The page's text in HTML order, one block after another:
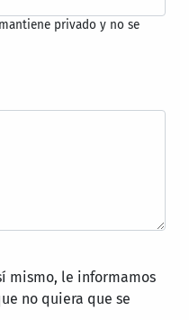
privado y no se
mismo, le informamos
no quiera que se